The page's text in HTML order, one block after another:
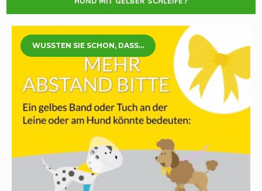
WUSSTEN SIE SCHON, DASS...